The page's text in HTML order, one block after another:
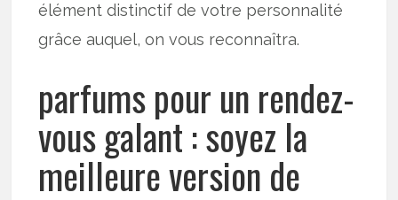
élément distinctif de votre personnalité
grâce auquel, on vous reconnaîtra.
parfums pour un rendez-
vous galant : soyez la
meilleure version de